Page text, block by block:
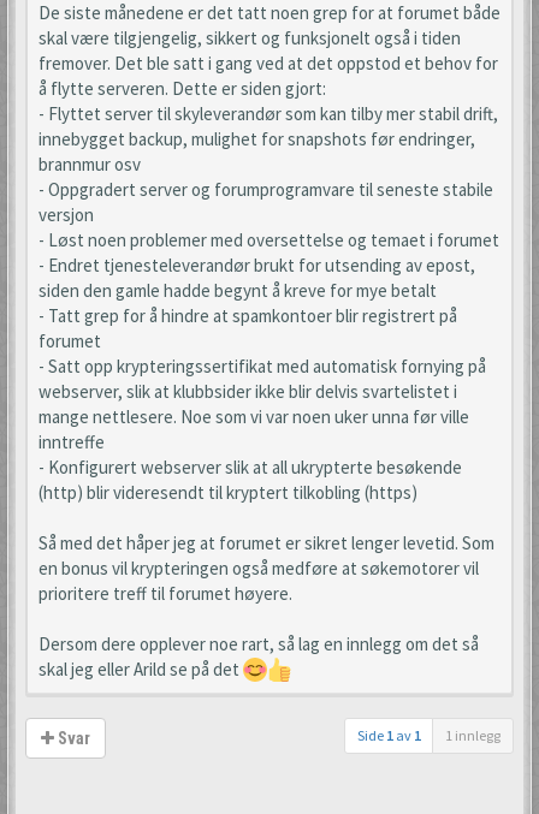
De siste månedene er det tatt noen grep for at forumet både
skal være tilgjengelig, sikkert og funksjonelt også i tiden
fremover. Det ble satt i gang ved at det oppstod et behov for
å flytte serveren. Dette er siden gjort:
- Flyttet server til skyleverandør som kan tilby mer stabil drift,
innebygget backup, mulighet for snapshots før endringer,
brannmur osv
- Oppgradert server og forumprogramvare til seneste stabile
versjon
- Løst noen problemer med oversettelse og temaet i forumet
- Endret tjenesteleverandør brukt for utsending av epost,
siden den gamle hadde begynt å kreve for mye betalt
- Tatt grep for å hindre at spamkontoer blir registrert på
forumet
- Satt opp krypteringssertifikat med automatisk fornying på
webserver, slik at klubbsider ikke blir delvis svartelistet i
mange nettlesere. Noe som vi var noen uker unna før ville
inntreffe
- Konfigurert webserver slik at all ukrypterte besøkende
(http) blir videresendt til kryptert tilkobling (https)
Så med det håper jeg at forumet er sikret lenger levetid. Som
en bonus vil krypteringen også medføre at søkemotorer vil
prioritere treff til forumet høyere.
Dersom dere opplever noe rart, så lag en innlegg om det så
skal jeg eller Arild se på det
Svar Side 1 av 1 1 innlegg